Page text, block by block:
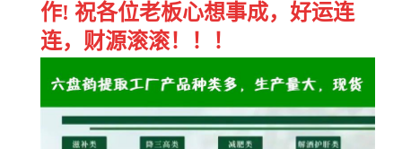
作! 祝各位老板心想事成，好运连
连，财源滚滚！！！